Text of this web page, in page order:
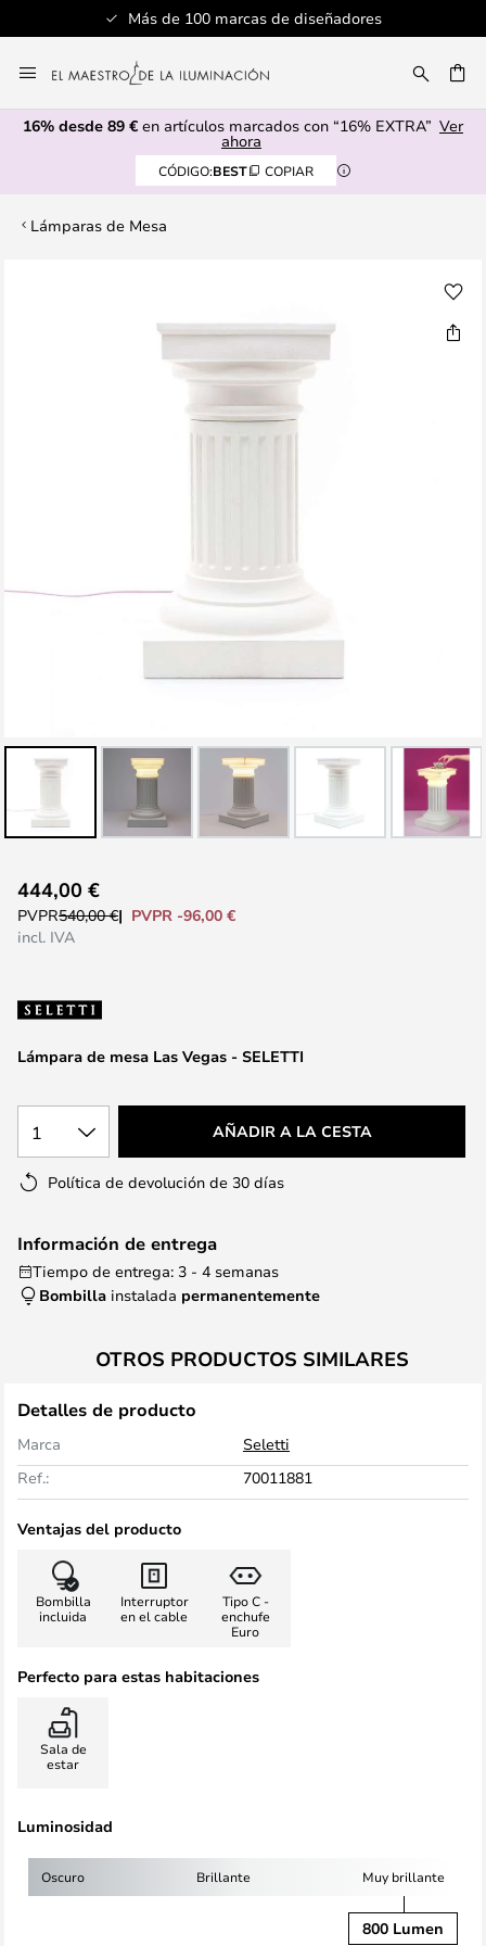
Más de 100 marcas de diseñadores
al
contenido
16% desde 89 € en artículos marcados con “16% EXTRA” Ver
ahora
CÓDIGO:BEST COPIAR
Lámparas de Mesa
al
comienzo
galería
imágenes
Lámpara de mesa Las Vegas - SELETTI
444,00 €
PVPR540,00 €
PVPR -96,00 €
incl. IVA
1 AÑADIR A LA CESTA
Política de devolución de 30 días
Información de entrega
Tiempo de entrega: 3 - 4 semanas
Bombilla instalada permanentemente
OTROS PRODUCTOS SIMILARES
Detalles de producto
Marca
Seletti
Ref.:
70011881
Ventajas del producto
Bombilla
incluida
Interruptor
en el cable
Tipo C -
enchufe
Euro
Perfecto para estas habitaciones
Sala de
estar
Luminosidad
Oscuro Brillante Muy brillante
800 Lumen